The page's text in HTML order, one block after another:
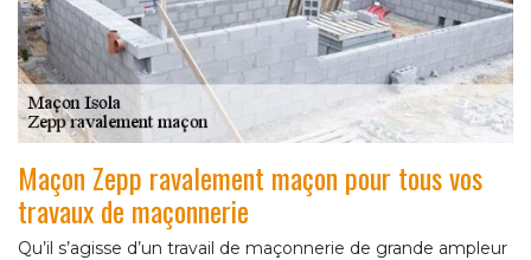
Maçon Zepp ravalement maçon pour tous vos
travaux de maçonnerie
Qu’il s’agisse d’un travail de maçonnerie de grande ampleur